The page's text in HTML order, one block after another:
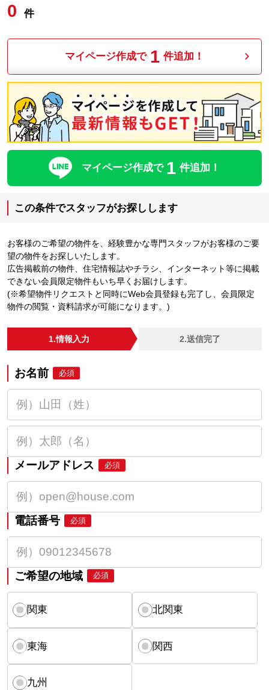
0 件
マイページ作成で 1 件追加！
マイページ作成で 1 件追加！
この条件でスタッフがお探しします
お客様のご希望の物件を、経験豊かな専門スタッフがお客様のご要
望の物件をお探しいたします。
広告掲載前の物件、住宅情報誌やチラシ、インターネット等に掲載
できない会員限定物件もいち早くお届けします。
(※希望物件リクエストと同時にWeb会員登録も完了し、会員限定
物件の閲覧・資料請求が可能になります。)
1.情報入力 2.送信完了
お名前 必須
メールアドレス 必須
電話番号 必須
ご希望の地域 必須
関東 北関東
東海 関西
九州